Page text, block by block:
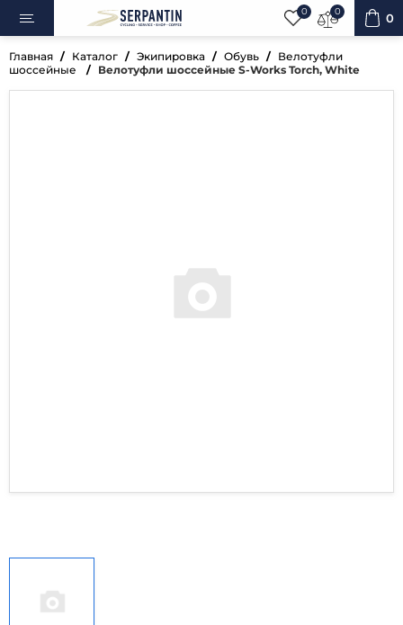
0 0 0
Главная Каталог Экипировка Обувь
Велотуфли
шоссейные
Велотуфли шоссейные S-Works Torch, White